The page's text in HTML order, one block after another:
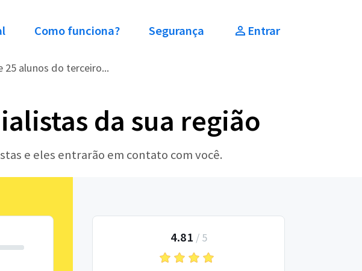
Como funciona? Segurança Entrar
25 alunos do terceiro...
da sua região
e eles entrarão em contato com você.
4.81 / 5